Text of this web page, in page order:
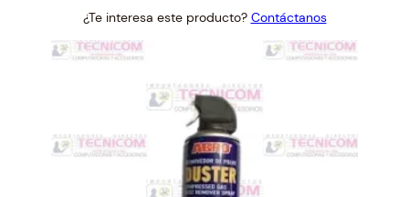
was: is:
¿Te interesa este producto? Contáctanos